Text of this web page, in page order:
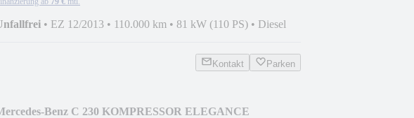
• EZ 12/2013 • 110.000 km • 81 kW (110 PS) • Diesel
Kontakt Parken
Benz C 230 KOMPRESSOR ELEGANCE